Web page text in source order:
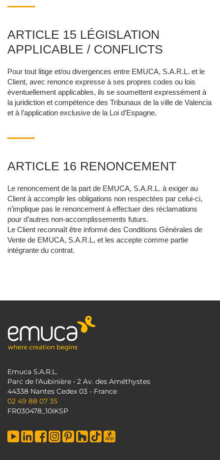
ARTICLE 15 LÉGISLATION
APPLICABLE / CONFLICTS
Pour tout litige et/ou divergences entre EMUCA, S.A.R.L. et le
Client, avec renonce expresse à ses propres codes ou lois
éventuellement applicables, ils se soumettent expressément à
la juridiction et compétence des Tribunaux de la ville de Valencia
et à l’application exclusive de la Loi d’Espagne.
ARTICLE 16 RENONCEMENT
Le renoncement de la part de EMUCA, S.A.R.L. à exiger au
Client à accomplir les obligations non respectées par celui-ci,
n’implique pas le renoncement à effectuer des réclamations
pour d’autres non-accomplissements futurs.
Le Client reconnaît être informé des Conditions Générales de
Vente de EMUCA, S.A.R.L, et les accepte comme partie
intégrante du contrat.
Emuca S.A.R.L.
Parc de l'Aubinière • 2 Av. des Améthystes
44338 Nantes Cedex 03 - France
02 49 88 07 35
FR030478_10IKSP